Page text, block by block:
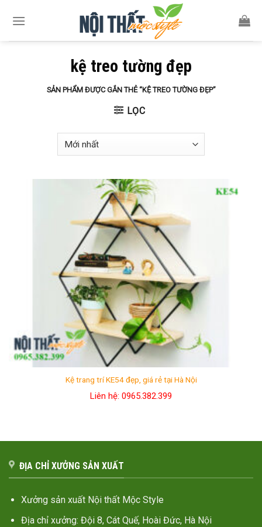
kệ treo tường đẹp
SẢN PHẨM ĐƯỢC GẮN THẺ “KỆ TREO TƯỜNG ĐẸP”
LỌC
Kệ trang trí KE54 đẹp, giá rẻ tại Hà Nội
Liên hệ: 0965.382.399
ĐỊA CHỈ XƯỞNG SẢN XUẤT
Xưởng sản xuất Nội thất Mộc Style
Địa chỉ xưởng: Đội 8, Cát Quế, Hoài Đức, Hà Nội